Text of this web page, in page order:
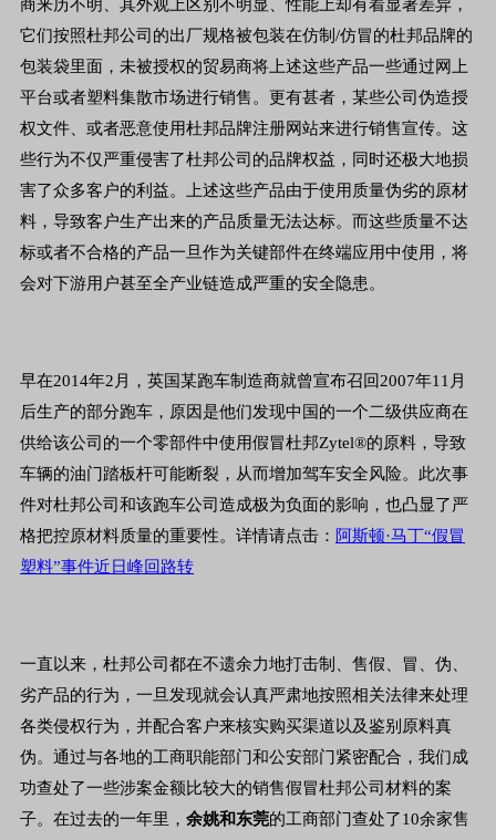
商来历不明、其外观上区别不明显、性能上却有着显著差异，
它们按照杜邦公司的出厂规格被包装在仿制/仿冒的杜邦品牌的
包装袋里面，未被授权的贸易商将上述这些产品一些通过网上
平台或者塑料集散市场进行销售。更有甚者，某些公司伪造授
权文件、或者恶意使用杜邦品牌注册网站来进行销售宣传。这
些行为不仅严重侵害了杜邦公司的品牌权益，同时还极大地损
害了众多客户的利益。上述这些产品由于使用质量伪劣的原材
料，导致客户生产出来的产品质量无法达标。而这些质量不达
标或者不合格的产品一旦作为关键部件在终端应用中使用，将
会对下游用户甚至全产业链造成严重的安全隐患。
早在2014年2月，英国某跑车制造商就曾宣布召回2007年11月
后生产的部分跑车，原因是他们发现中国的一个二级供应商在
供给该公司的一个零部件中使用假冒杜邦Zytel®的原料，导致
车辆的油门踏板杆可能断裂，从而增加驾车安全风险。此次事
件对杜邦公司和该跑车公司造成极为负面的影响，也凸显了严
格把控原材料质量的重要性。详情请点击： 阿斯顿·马丁“假冒
塑料”事件近日峰回路转
一直以来，杜邦公司都在不遗余力地打击制、售假、冒、伪、
劣产品的行为，一旦发现就会认真严肃地按照相关法律来处理
各类侵权行为，并配合客户来核实购买渠道以及鉴别原料真
伪。通过与各地的工商职能部门和公安部门紧密配合，我们成
功查处了一些涉案金额比较大的销售假冒杜邦公司材料的案
子。在过去的一年里， 余姚和东莞的工商部门查处了10余家售